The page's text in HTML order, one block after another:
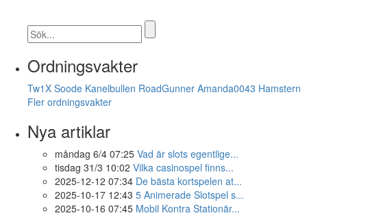
Ordningsvakter
Tw1X Soode Kanelbullen RoadGunner Amanda0043 Hamstern
Fler ordningsvakter
Nya artiklar
måndag 6/4 07:25 Vad är slots egentlige...
tisdag 31/3 10:02 Vilka casinospel finns...
2025-12-12 07:34 De bästa kortspelen at...
2025-10-17 12:43 5 Animerade Slotspel s...
2025-10-16 07:45 Mobil Kontra Stationär...